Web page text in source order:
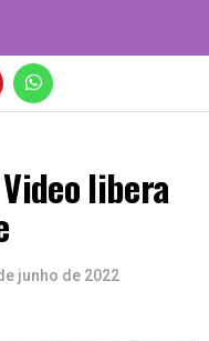
libera
junho de 2022